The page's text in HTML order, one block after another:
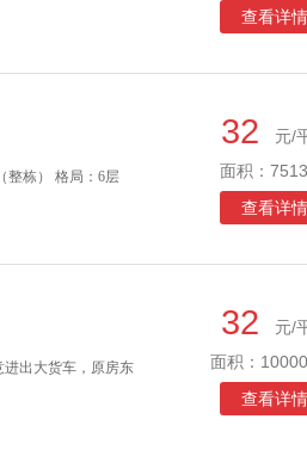
查看详情
整栋） 格局：6层
32
元/
面积：
查看详情
进出大货车，原房东
32
元/
面积：
查看详情